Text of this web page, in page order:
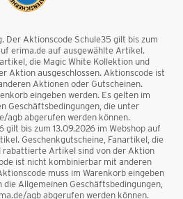
Aktionscode Schule35 gilt bis zum
erima.de auf ausgewählte Artikel.
die Magic White Kollektion und
Aktion ausgeschlossen. Aktionscode ist
Aktionen oder Gutscheinen.
eingeben werden. Es gelten im
Geschäftsbedingungen, die unter
agb abgerufen werden können.
bis zum 13.09.2026 im Webshop auf
Geschenkgutscheine, Fanartikel, die
rabattierte Artikel sind von der Aktion
ist nicht kombinierbar mit anderen
muss im Warenkorb eingeben
die Allgemeinen Geschäftsbedingungen,
agb abgerufen werden können.